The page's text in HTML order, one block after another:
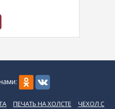
ПЕЧАТЬ НА ХОЛСТЕ
ЧЕХОЛ С